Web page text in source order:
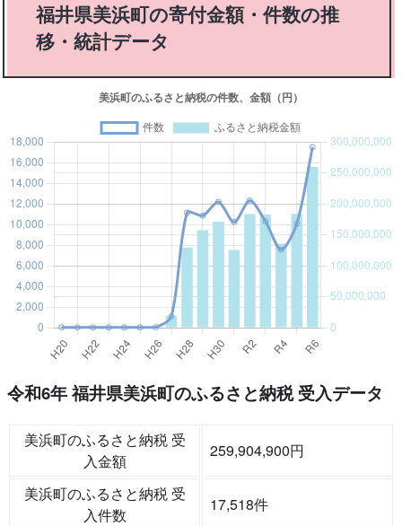
福井県美浜町の寄付金額・件数の推
移・統計データ
令和6年 福井県美浜町のふるさと納税 受入データ
美浜町のふるさと納税 受
入金額
259,904,900円
美浜町のふるさと納税 受
入件数
17,518件